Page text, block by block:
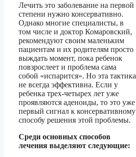
Лечить это заболевание на первой
степени нужно консервативно.
Однако многие специалисты, в
том числе и доктор Комаровский,
рекомендуют своим маленьким
пациентам и их родителям просто
выждать момент, пока ребенок
повзрослеет и проблема сама
собой «испарится». Но эта тактика
не всегда эффективна. Если у
ребенка трех-четырех лет уже
проявляются аденоиды, то это уже
первый сигнал к консервативному
способу решения этой проблемы.
Среди основных способов
лечения выделяют следующие: